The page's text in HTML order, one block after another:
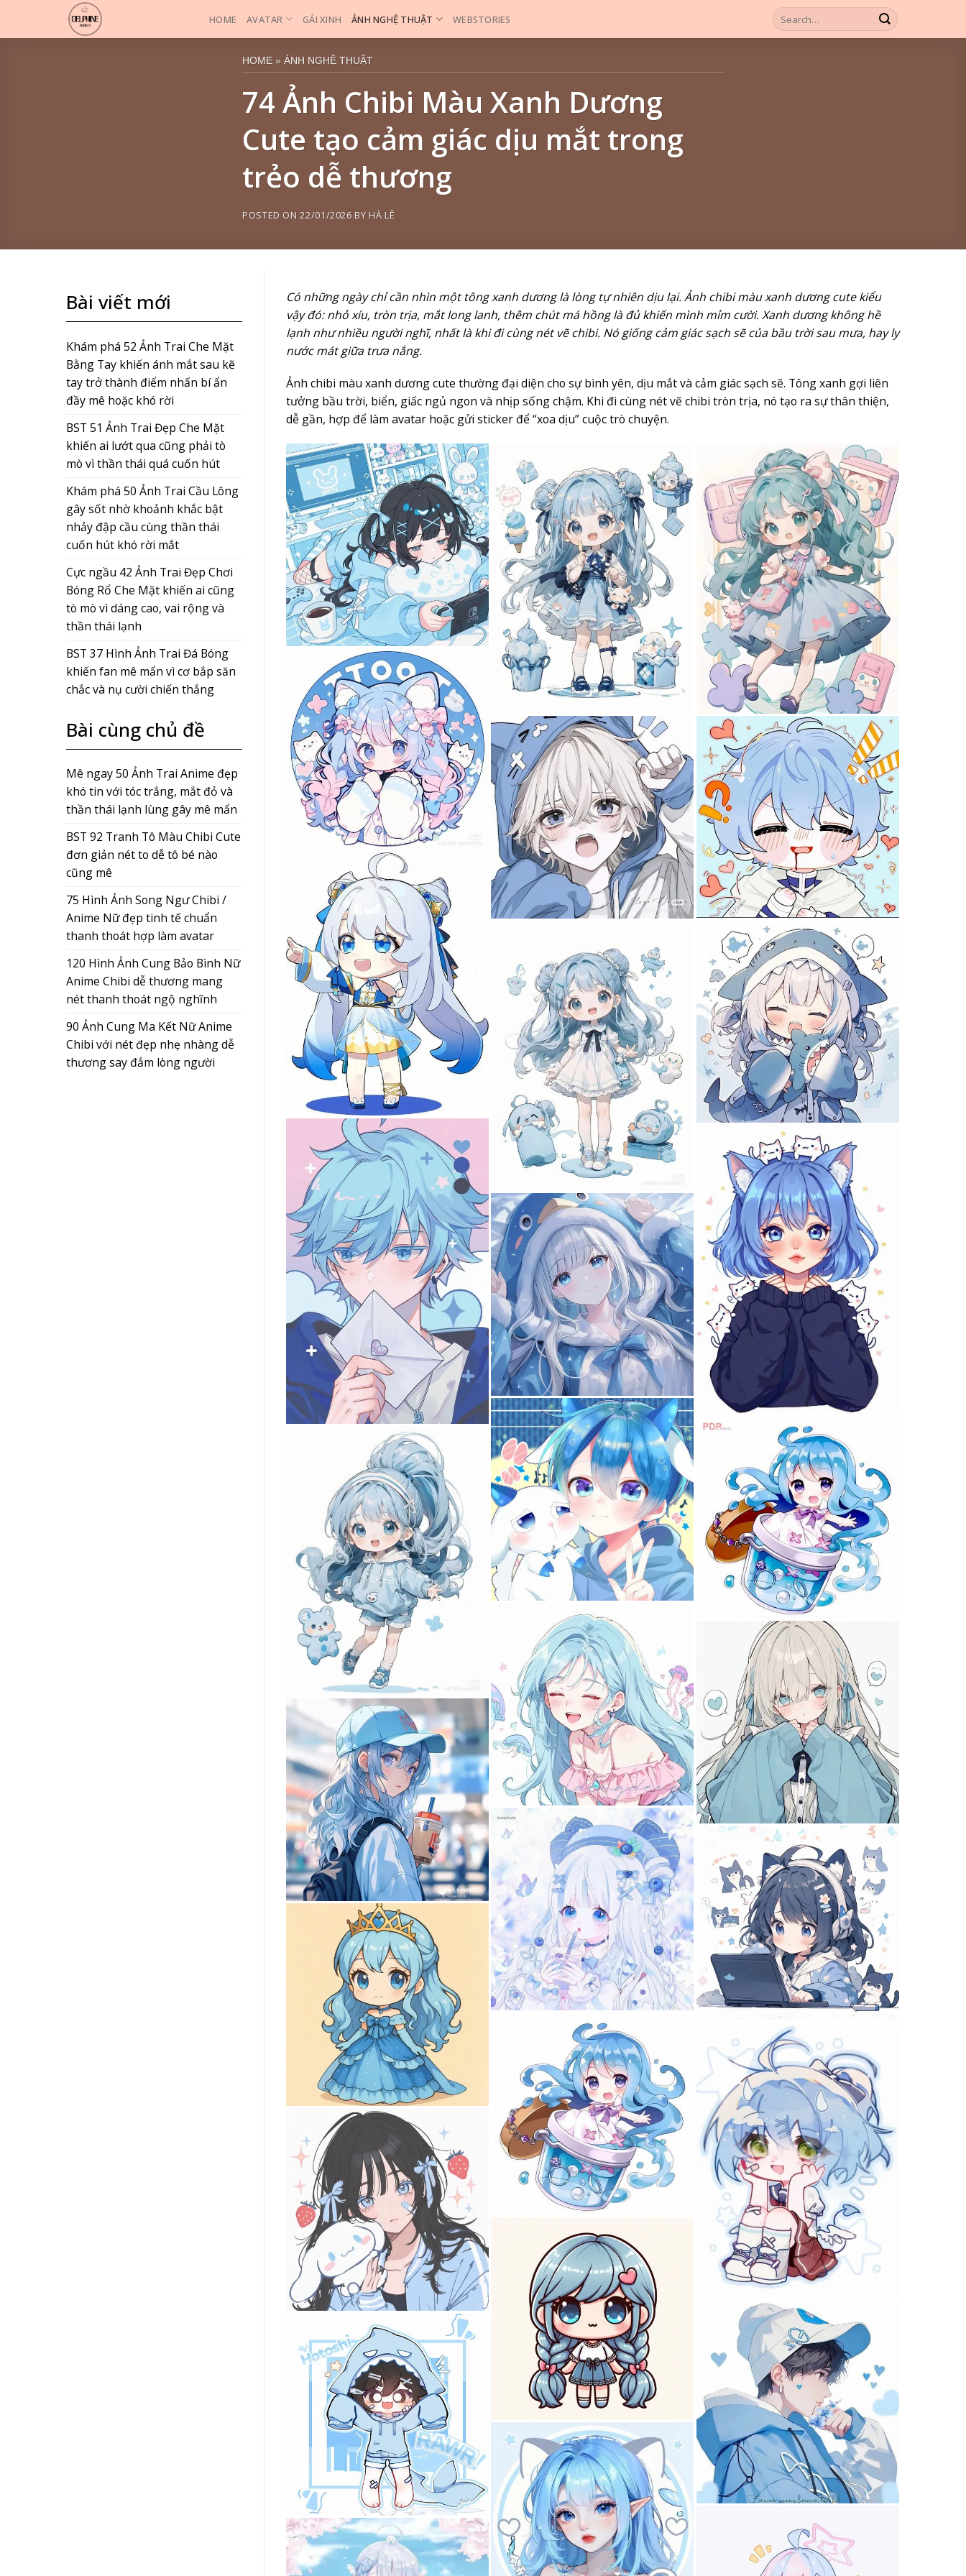
HOME AVATAR GÁI XINH ẢNH NGHỆ THUẬT WEBSTORIES
HOME » ẢNH NGHỆ THUẬT
74 Ảnh Chibi Màu Xanh Dương
Cute tạo cảm giác dịu mắt trong
trẻo dễ thương
POSTED ON22/01/2026 BY HÀ LÊ
Bài viết mới
Khám phá 52 Ảnh Trai Che Mặt
Bằng Tay khiến ánh mắt sau kẽ
tay trở thành điểm nhấn bí ẩn
đầy mê hoặc khó rời
BST 51 Ảnh Trai Đẹp Che Mặt
khiến ai lướt qua cũng phải tò
mò vì thần thái quá cuốn hút
Khám phá 50 Ảnh Trai Cầu Lông
gây sốt nhờ khoảnh khắc bật
nhảy đập cầu cùng thần thái
cuốn hút khó rời mắt
Cực ngầu 42 Ảnh Trai Đẹp Chơi
Bóng Rổ Che Mặt khiến ai cũng
tò mò vì dáng cao, vai rộng và
thần thái lạnh
BST 37 Hình Ảnh Trai Đá Bóng
khiến fan mê mẩn vì cơ bắp săn
chắc và nụ cười chiến thắng
Bài cùng chủ đề
Mê ngay 50 Ảnh Trai Anime đẹp
khó tin với tóc trắng, mắt đỏ và
thần thái lạnh lùng gây mê mẩn
BST 92 Tranh Tô Màu Chibi Cute
đơn giản nét to dễ tô bé nào
cũng mê
75 Hình Ảnh Song Ngư Chibi /
Anime Nữ đẹp tinh tế chuẩn
thanh thoát hợp làm avatar
120 Hình Ảnh Cung Bảo Bình Nữ
Anime Chibi dễ thương mang
nét thanh thoát ngộ nghĩnh
90 Ảnh Cung Ma Kết Nữ Anime
Chibi với nét đẹp nhẹ nhàng dễ
thương say đắm lòng người
Có những ngày chỉ cần nhìn một tông xanh dương là lòng tự nhiên dịu lại. Ảnh chibi màu xanh dương cute kiểu
vậy đó: nhỏ xíu, tròn trịa, mắt long lanh, thêm chút má hồng là đủ khiến mình mỉm cười. Xanh dương không hề
lạnh như nhiều người nghĩ, nhất là khi đi cùng nét vẽ chibi. Nó giống cảm giác sạch sẽ của bầu trời sau mưa, hay ly
nước mát giữa trưa nắng.
Ảnh chibi màu xanh dương cute thường đại diện cho sự bình yên, dịu mắt và cảm giác sạch sẽ. Tông xanh gợi liên
tưởng bầu trời, biển, giấc ngủ ngon và nhịp sống chậm. Khi đi cùng nét vẽ chibi tròn trịa, nó tạo ra sự thân thiện,
dễ gần, hợp để làm avatar hoặc gửi sticker để “xoa dịu” cuộc trò chuyện.